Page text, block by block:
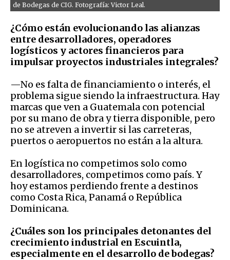
de Bodegas de CIG. Fotografía: Victor Leal.
¿Cómo están evolucionando las alianzas
entre desarrolladores, operadores
logísticos y actores financieros para
impulsar proyectos industriales integrales?
—No es falta de financiamiento o interés, el
problema sigue siendo la infraestructura. Hay
marcas que ven a Guatemala con potencial
por su mano de obra y tierra disponible, pero
no se atreven a invertir si las carreteras,
puertos o aeropuertos no están a la altura.
En logística no competimos solo como
desarrolladores, competimos como país. Y
hoy estamos perdiendo frente a destinos
como Costa Rica, Panamá o República
Dominicana.
¿Cuáles son los principales detonantes del
crecimiento industrial en Escuintla,
especialmente en el desarrollo de bodegas?